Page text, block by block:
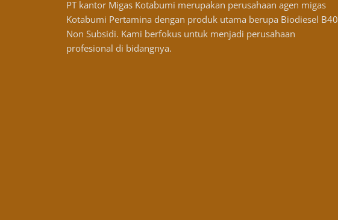
PT kantor Migas Kotabumi merupakan perusahaan agen migas
Kotabumi Pertamina dengan produk utama berupa Biodiesel B40
Non Subsidi. Kami berfokus untuk menjadi perusahaan
profesional di bidangnya.